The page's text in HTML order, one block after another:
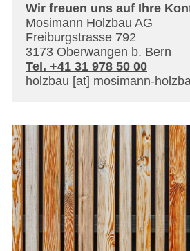
Wir freuen uns auf Ihre
Mosimann Holzbau AG
Freiburgstrasse 792
3173 Oberwangen b. Bern
Tel. +41 31 978 50 00
holzbau [at] mosimann-